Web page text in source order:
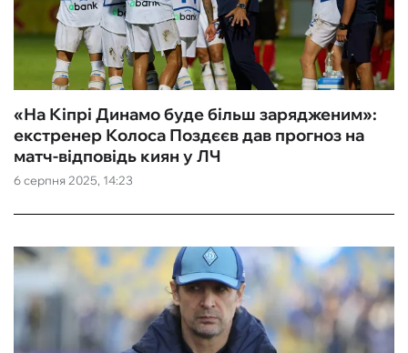
6 серпня 2025, 14:23
«На Кіпрі Динамо буде більш зарядженим‎»:
екстренер Колоса Поздєєв дав прогноз на
матч-відповідь киян у ЛЧ